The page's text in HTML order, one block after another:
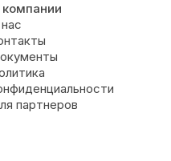
партнеров